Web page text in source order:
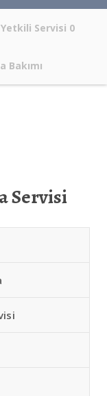
Servisi 0
Bakımı
Servisi